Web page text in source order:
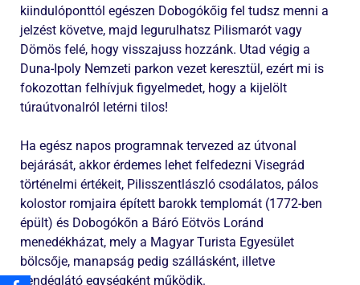
kiindulóponttól egészen Dobogókőig fel tudsz menni a
jelzést követve, majd legurulhatsz Pilismarót vagy
Dömös felé, hogy visszajuss hozzánk. Utad végig a
Duna-Ipoly Nemzeti parkon vezet keresztül, ezért mi is
fokozottan felhívjuk figyelmedet, hogy a kijelölt
túraútvonalról letérni tilos!
Ha egész napos programnak tervezed az útvonal
bejárását, akkor érdemes lehet felfedezni Visegrád
történelmi értékeit, Pilisszentlászló csodálatos, pálos
kolostor romjaira épített barokk templomát (1772-ben
épült) és Dobogókőn a Báró Eötvös Loránd
menedékházat, mely a Magyar Turista Egyesület
bölcsője, manapság pedig szállásként, illetve
vendéglátó egységként működik.